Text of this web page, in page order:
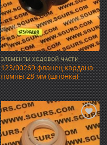
ЭЛЕМЕНТЫ ХОДОВОЙ ЧАСТИ
123/00269 фланец кардана
помпы 28 мм (шпонка)
Добавить
в список
желаний